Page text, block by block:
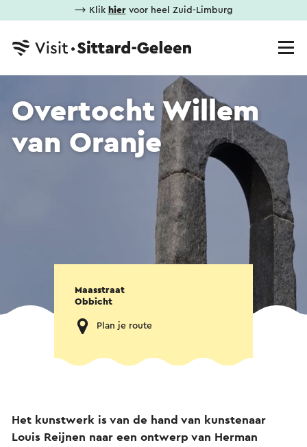
⟶ Klik hiervoor heel Zuid-Limburg
Overtocht Willem
van Oranje
Maasstraat
Obbicht
Plan je route
Het kunstwerk is van de hand van kunstenaar
Louis Reijnen naar een ontwerp van Herman